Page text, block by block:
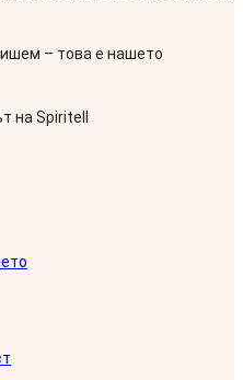
– това е нашето
на Spiritell